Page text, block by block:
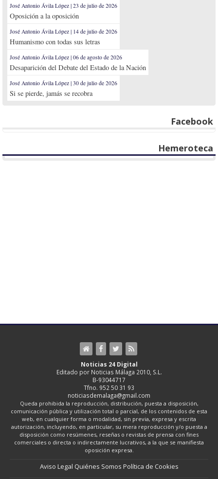
José Antonio Ávila López | 23 de julio de 2026
Oposición a la oposición
José Antonio Ávila López | 14 de julio de 2026
Humanismo con todas sus letras
José Antonio Ávila López | 06 de agosto de 2026
Desaparición del Debate del Estado de la Nación
José Antonio Ávila López | 30 de julio de 2026
Si se pierde, jamás se recobra
Facebook
Hemeroteca
Noticias 24 Digital
Editado por Noticias Málaga 2010, S.L.
B-93044717
Tfno. 952 50 31 93
noticiasdemalaga@gmail.com
Queda prohibida la reproducción, distribución, puesta a disposición,
comunicación pública y utilización total o parcial, de los contenidos de esta
web, en cualquier forma o modalidad, sin previa, expresa y escrita
autorización, incluyendo, en particular, su mera reproducción y/o puesta a
disposición como resúmenes, reseñas o revistas de prensa con fines
comerciales o directa o indirectamente lucrativos, a la que se manifiesta
oposición expresa.
Aviso Legal Quiénes Somos Política de Cookies